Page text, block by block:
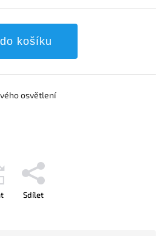
košíku
osvětlení
Sdílet